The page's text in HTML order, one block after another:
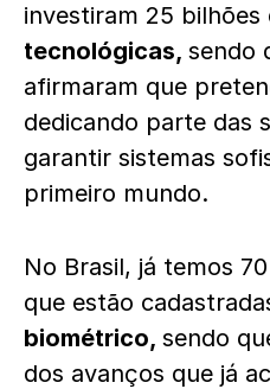
investiram 25 bilhões
tecnológicas, sendo
afirmaram que
dedicando parte das
garantir sistemas
primeiro mundo.
No Brasil, já temos
que estão
biométrico, sendo
dos avanços que já